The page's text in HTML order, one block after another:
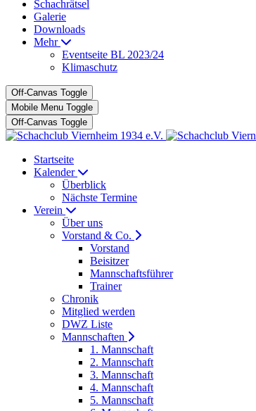
Schachrätsel
Galerie
Downloads
Mehr
Eventseite BL 2023/24
Klimaschutz
Off-Canvas Toggle
Mobile Menu Toggle
Off-Canvas Toggle
Startseite
Kalender
Überblick
Nächste Termine
Verein
Über uns
Vorstand & Co.
Vorstand
Beisitzer
Mannschaftsführer
Trainer
Chronik
Mitglied werden
DWZ Liste
Mannschaften
1. Mannschaft
2. Mannschaft
3. Mannschaft
4. Mannschaft
5. Mannschaft